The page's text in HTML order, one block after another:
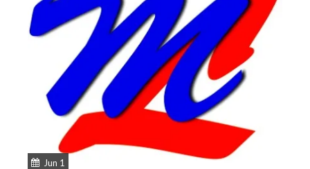
Jun 1